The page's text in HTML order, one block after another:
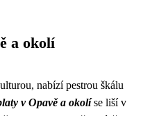
a okolí
nabízí pestrou škálu
v Opavě a okolíse liší v